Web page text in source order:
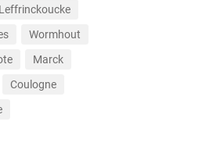
Leffrinckoucke
Wormhout
Marck
Coulogne